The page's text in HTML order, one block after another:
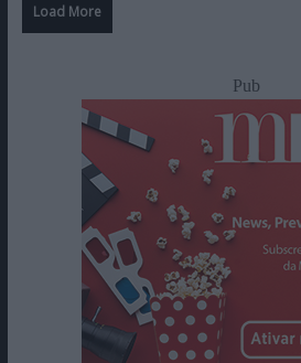
Load More
Pub